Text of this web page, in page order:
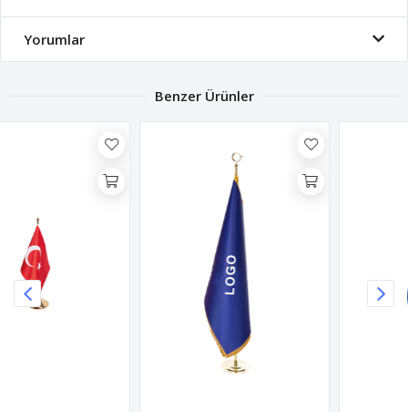
Yorumlar
Benzer Ürünler